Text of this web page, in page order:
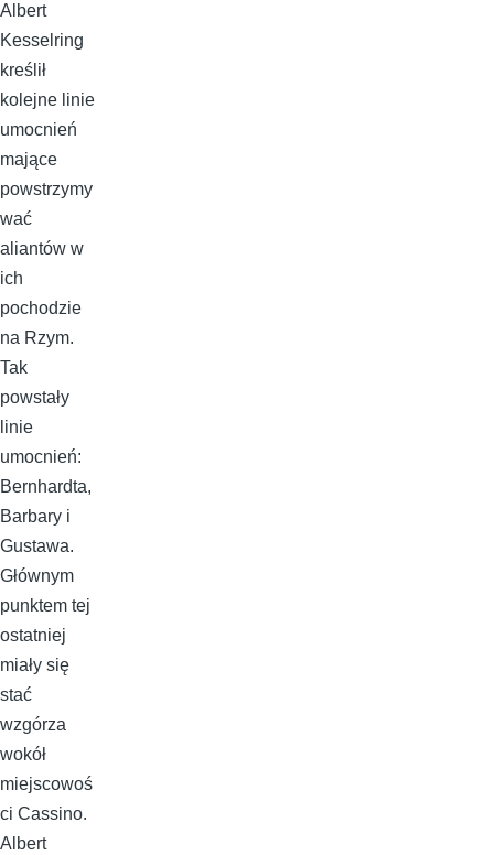
Albert
Kesselring
kreślił
kolejne linie
umocnień
mające
powstrzymy
wać
aliantów w
ich
pochodzie
na Rzym.
Tak
powstały
linie
umocnień:
Bernhardta,
Barbary i
Gustawa.
Głównym
punktem tej
ostatniej
miały się
stać
wzgórza
wokół
miejscowoś
ci Cassino.
Albert